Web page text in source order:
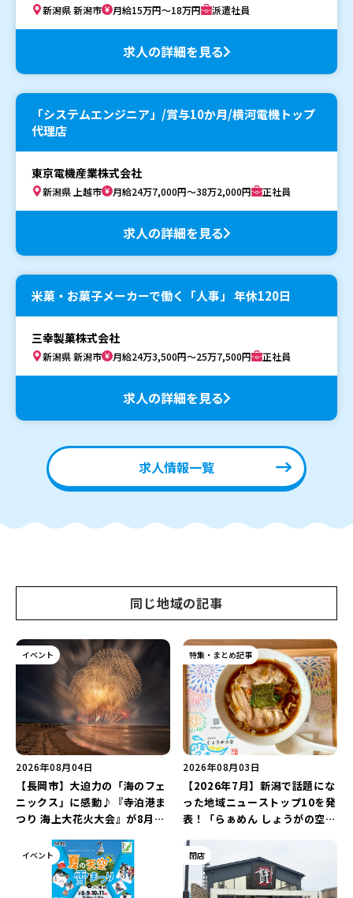
新潟県 新潟市 月給15万円～18万円 派遣社員
求人の詳細を見る
「システムエンジニア」/賞与10か月/横河電機トップ
代理店
東京電機産業株式会社
新潟県 上越市 月給24万7,000円～38万2,000円 正社員
求人の詳細を見る
米菓・お菓子メーカーで働く「人事」 年休120日
三幸製菓株式会社
新潟県 新潟市 月給24万3,500円～25万7,500円 正社員
求人の詳細を見る
求人情報一覧
同じ地域の記事
イベント
2026年08月04日
【長岡市】大迫力の「海のフェ
ニックス」に感動♪『寺泊港ま
つり 海上大花火大会』が8月7
5,000発の花火”を楽しもう♪
特集・まとめ記事
2026年08月03日
【2026年7月】新潟で話題にな
った地域ニューストップ10を発
表！「らぁめん しょうがの空」
閉店の注目記事をランキングで
ご紹介♪
イベント 閉店